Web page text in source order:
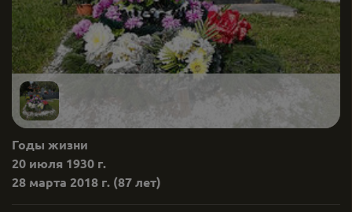
Годы жизни
20 июля 1930 г.
28 марта 2018 г. (87 лет)